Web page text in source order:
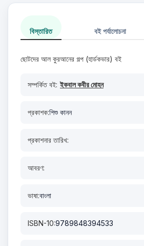
বিস্তারিত বই পর্যালোচনা
ছোটদের আল কুরআনের গল্প (হার্ডকভার) বই
সম্পর্কিত বই: ইকবাল কবীর মোহন
প্রকাশক:শিশু কানন
প্রকাশনার তারিখ:
আবরণ:
ভাষা:বাংলা
ISBN-10:9789848394533